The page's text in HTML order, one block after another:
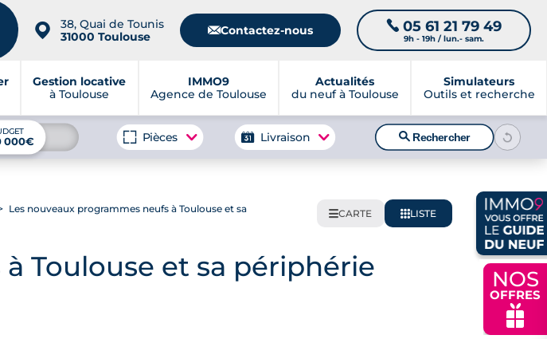
📍
38, Quai de Tounis
31000 Toulouse
📧Contactez-nous 📞 05 61 21 79 49
9h - 19h / lun.- sam.
Gestion locative
à Toulouse
IMMO9
Agence de Toulouse
Actualités
du neuf à Toulouse
Simulateurs
Outils et recherche
NOS
OFFRES
🎁
000€ Pièces Livraison 🔍Rechercher
🌍CARTE 📋LISTE
Les nouveaux programmes neufs à Toulouse et sa
Toulouse et sa périphérie